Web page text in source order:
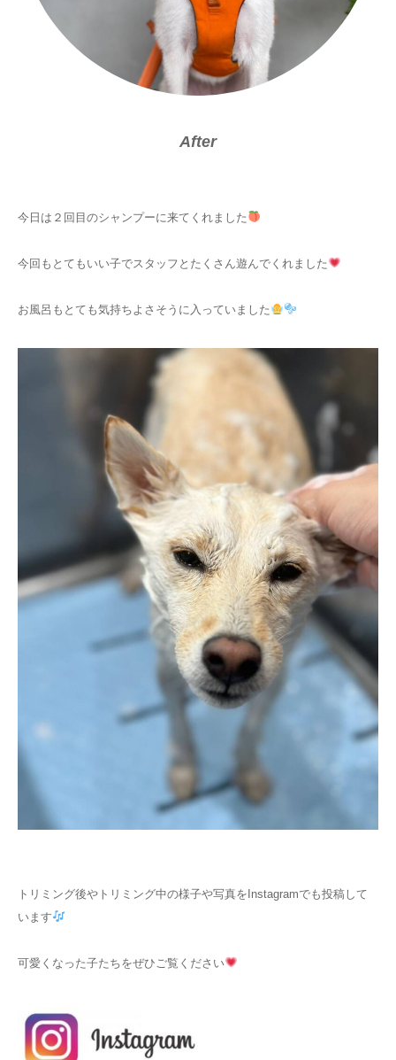
After
今日は２回目のシャンプーに来てくれました
今回もとてもいい子でスタッフとたくさん遊んでくれました
お風呂もとても気持ちよさそうに入っていました
トリミング後やトリミング中の様子や写真をInstagramでも投稿して
います
可愛くなった子たちをぜひご覧ください